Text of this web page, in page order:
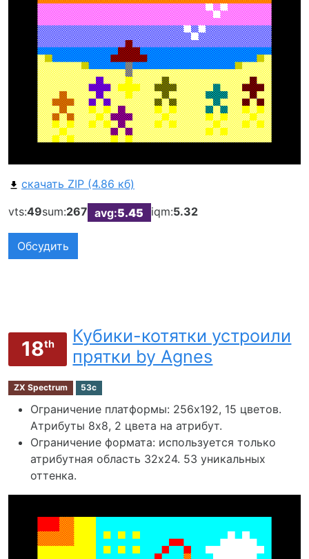
скачать ZIP (4.86 кб)
vts:49sum:267 avg:5.45 iqm:5.32
Обсудить
18th
Кубики-котятки устроили
прятки by Agnes
ZX Spectrum 53c
Ограничение платформы: 256х192, 15 цветов.
Атрибуты 8x8, 2 цвета на атрибут.
Ограничение формата: используется только
атрибутная область 32х24. 53 уникальных
оттенка.